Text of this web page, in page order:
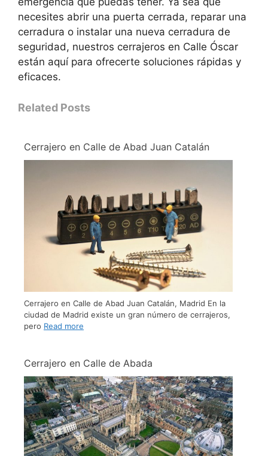
necesites abrir una puerta cerrada, reparar una
cerradura o instalar una nueva cerradura de
seguridad, nuestros cerrajeros en Calle Óscar
están aquí para ofrecerte soluciones rápidas y
eficaces.
Related Posts
Cerrajero en Calle de Abad Juan Catalán
Cerrajero en Calle de Abad Juan Catalán, Madrid En la
ciudad de Madrid existe un gran número de cerrajeros,
pero Read more
Cerrajero en Calle de Abada